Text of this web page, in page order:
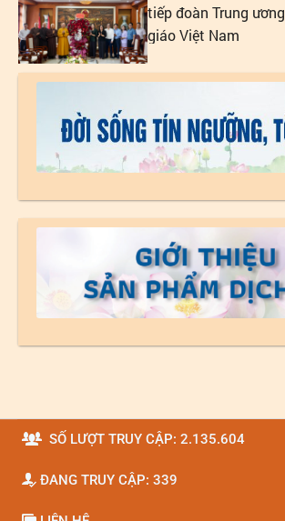
tiếp đoàn Trung
giáo Việt Nam
SỐ LƯỢT TRUY CẬP: 2.135.604
ĐANG TRUY CẬP: 339